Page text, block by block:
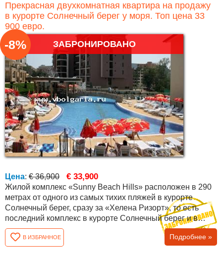
Прекрасная двухкомнатная квартира на продажу
в курорте Солнечный берег у моря. Топ цена 33
900 евро.
ЗАБРОНИРОВАНО
-8%
Цена: € 36,900 € 33,900
Жилой комплекс «Sunny Beach Hills» расположен в 290
метрах от одного из самых тихих пляжей в курорте
Солнечный берег, сразу за «Хелена Ризорт», то есть
последний комплекс в курорте Солнечный берег и в
начале г. Святой Влас. Комплекс состоит из трех
массивных зданий, двух больших бассейнов, детского
бассейна, детской площадки, мокрого бара в бассейне,
В ИЗБРАННОЕ Подробнее »